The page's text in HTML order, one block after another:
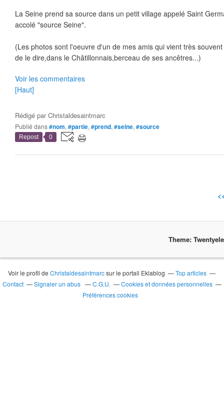
La Seine prend sa source dans un petit village appelé Saint
accolé "source Seine".
(Les photos sont l'oeuvre d'un de mes amis qui vient très
de le dire,dans le Châtillonnais,berceau de ses ancêtres...)
Voir les commentaires
[Haut]
Rédigé parChristaldesaintmarc
Publié dans#nom, #partie, #prend, #seine, #source
Repost 0
Theme:
Voir le profil deChristaldesaintmarcsur le portail Eklablog
Top articles
Contact
Signaler un abus C.G.U.
Cookies et données personnelles
Préférences cookies